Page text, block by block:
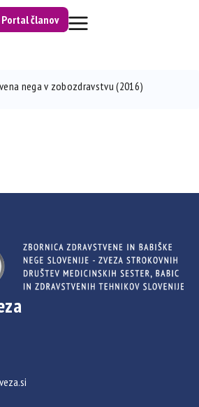
Portal članov
nega v zobozdravstvu (2016)